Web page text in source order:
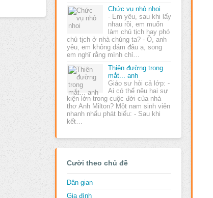
Chức vụ nhỏ nhoi
- Em yêu, sau khi lấy
nhau rồi, em muốn
làm chủ tịch hay phó
chủ tịch ở nhà chúng ta? - Ồ, anh
yêu, em không dám đâu ạ, song
em nghĩ rằng mình chỉ…
Thiên đường trong
mắt... anh
Giáo sư hỏi cả lớp: -
Ai có thể nêu hai sự
kiện lớn trong cuộc đời của nhà
thơ Anh Milton? Một nam sinh viên
nhanh nhẩu phát biểu: - Sau khi
kết…
Cười theo chủ đề
Dân gian
Gia đình